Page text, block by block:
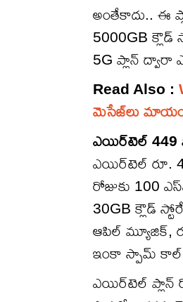
అంతేకాదు.. ఈ
5000GB
5G ప్లాన్
Read Also :
మెసేజ్‌లు
ఎయిర్‌టెల్ 449
ఎయిర్‌టెల్ రూ.
రోజుకు 100
30GB క్లౌడ్
ఆపిల్ మ్యూజిక్,
ఇంకా స్పామ్ కాల్
ఎయిర్‌టెల్ ప్లాన్